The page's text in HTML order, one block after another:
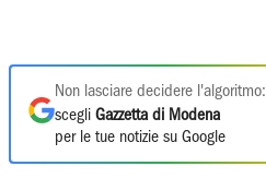
Non lasciare decidere l'algoritmo:
scegli Gazzetta di Modena
per le tue notizie su Google